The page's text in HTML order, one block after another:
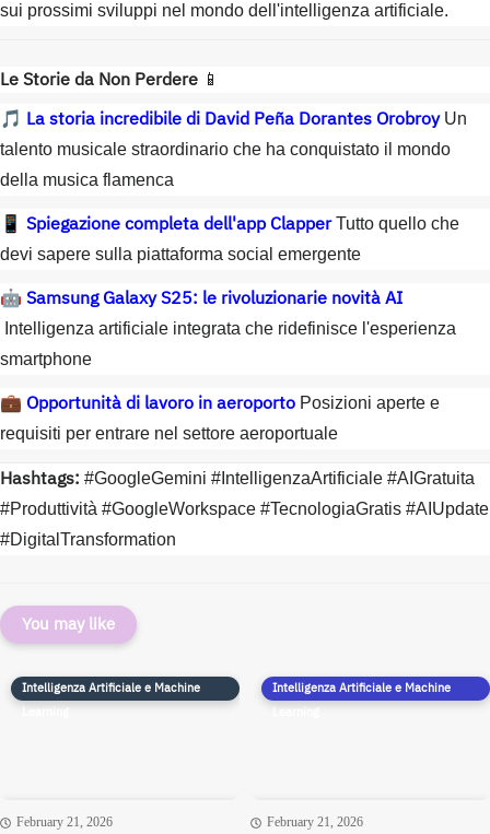
sui prossimi sviluppi nel mondo dell'intelligenza artificiale.
Le Storie da Non Perdere 📱
🎵 La storia incredibile di David Peña Dorantes OrobroyUn
talento musicale straordinario che ha conquistato il mondo
della musica flamenca
📱 Spiegazione completa dell'app ClapperTutto quello che
devi sapere sulla piattaforma social emergente
🤖 Samsung Galaxy S25: le rivoluzionarie novità AI
Intelligenza artificiale integrata che ridefinisce l'esperienza
smartphone
💼 Opportunità di lavoro in aeroporto Posizioni aperte e
requisiti per entrare nel settore aeroportuale
Hashtags: #GoogleGemini #IntelligenzaArtificiale #AIGratuita
#Produttività #GoogleWorkspace #TecnologiaGratis #AIUpdate
#DigitalTransformation
You may like
Intelligenza Artificiale e Machine
Learning
February 21, 2026
Intelligenza Artificiale e Machine
Learning
February 21, 2026